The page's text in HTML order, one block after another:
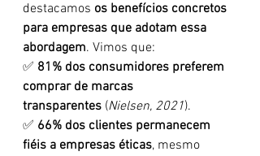
destacamos os benefícios concretos
para empresas que adotam essa
abordagem. Vimos que:
✅ 81% dos consumidores preferem
comprar de marcas
transparentes (Nielsen, 2021).
✅ 66% dos clientes permanecem
fiéis a empresas éticas, mesmo